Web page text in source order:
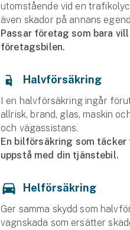
utomstående vid en
även skador på annans
Passar företag som bara
företagsbilen.
Halvförsäkring
I en halvförsäkring ingår
allrisk, brand, glas, maskin
och vägassistans.
En bilförsäkring som täcker
uppstå med din tjänstebil.
Helförsäkring
Ger samma skydd som
vagnskada som ersätter